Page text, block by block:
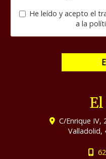
He leído y acepto el
a la
C/Enrique IV,
Valladolid,